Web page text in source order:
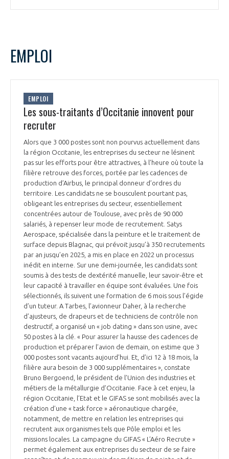
EMPLOI
EMPLOI
Les sous-traitants d’Occitanie innovent pour
recruter
Alors que 3 000 postes sont non pourvus actuellement dans
la région Occitanie, les entreprises du secteur ne lésinent
pas sur les efforts pour être attractives, à l’heure où toute la
filière retrouve des forces, portée par les cadences de
production d’Airbus, le principal donneur d’ordres du
territoire. Les candidats ne se bousculent pourtant pas,
obligeant les entreprises du secteur, essentiellement
concentrées autour de Toulouse, avec près de 90 000
salariés, à repenser leur mode de recrutement. Satys
Aerospace, spécialisée dans la peinture et le traitement de
surface depuis Blagnac, qui prévoit jusqu’à 350 recrutements
par an jusqu’en 2025, a mis en place en 2022 un processus
inédit en interne. Sur une demi-journée, les candidats sont
soumis à des tests de dextérité manuelle, leur savoir-être et
leur capacité à travailler en équipe sont évaluées. Une fois
sélectionnés, ils suivent une formation de 6 mois sous l’égide
d’un tuteur. A Tarbes, l’avionneur Daher, à la recherche
d’ajusteurs, de drapeurs et de techniciens de contrôle non
destructif, a organisé un « job dating » dans son usine, avec
50 postes à la clé. « Pour assurer la hausse des cadences de
production et préparer l’avion de demain, on estime que 3
000 postes sont vacants aujourd’hui. Et, d’ici 12 à 18 mois, la
filière aura besoin de 3 000 supplémentaires », constate
Bruno Bergoend, le président de l’Union des industries et
métiers de la métallurgie d’Occitanie. Face à cet enjeu, la
région Occitanie, l’Etat et le GIFAS se sont mobilisés avec la
création d’une « task force » aéronautique chargée,
notamment, de mettre en relation les entreprises qui
recrutent aux organismes tels que Pôle emploi et les
missions locales. La campagne du GIFAS « L’Aéro Recrute »
permet également aux entreprises du secteur de se faire